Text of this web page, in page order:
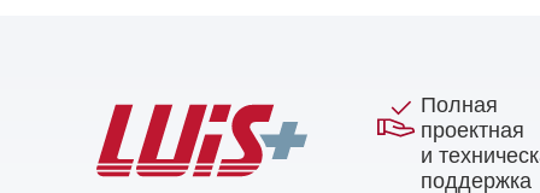
Полная
проектная
и
поддержка